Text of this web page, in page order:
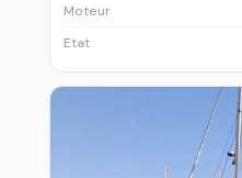
Moteur
Etat